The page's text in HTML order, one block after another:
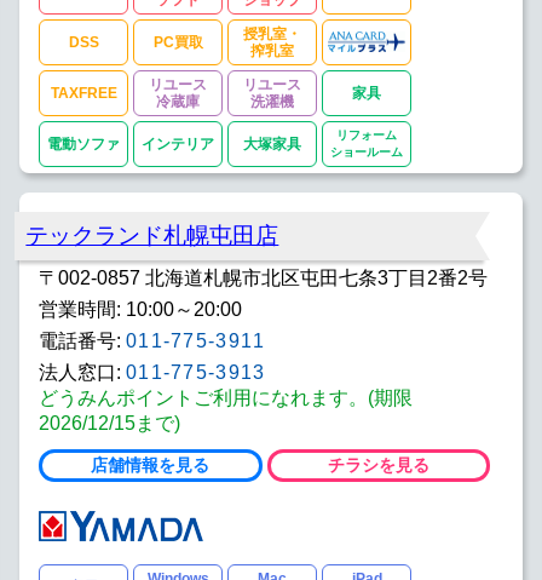
リユーステレビ リユースPC リユーススマホ
家具 電動ソファ インテリア
大塚家具 新築注文住宅 お手軽リフォーム
リフォームショールーム 不動産賃貸・売買 カフェレスト
(※) DSS: デジタルサポートステーションの略で
す。（詳しくはこちら）
DSS PC買取
授乳室・
搾乳室
TAXFREE
リユース
冷蔵庫
リユース
洗濯機
家具
電動ソファ インテリア 大塚家具
リフォーム
ショールーム
テックランド札幌屯田店
〒002-0857 北海道札幌市北区屯田七条3丁目2番2号
営業時間: 10:00～20:00
電話番号: 011-775-3911
法人窓口: 011-775-3913
どうみんポイントご利用になれます。(期限
2026/12/15まで)
店舗情報を見る チラシを見る